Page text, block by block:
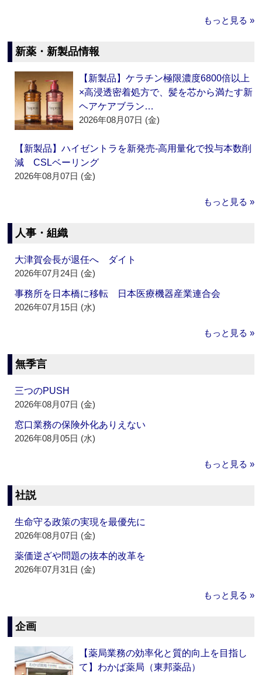
もっと見る »
新薬・新製品情報
【新製品】ケラチン極限濃度6800倍以上
×高浸透密着処方で、髪を芯から満たす新
ヘアケアブラン…
2026年08月07日 (金)
【新製品】ハイゼントラを新発売‐高用量化で投与本数削
減 CSLベーリング
2026年08月07日 (金)
もっと見る »
人事・組織
大津賀会長が退任へ ダイト
2026年07月24日 (金)
事務所を日本橋に移転 日本医療機器産業連合会
2026年07月15日 (水)
もっと見る »
無季言
三つのPUSH
2026年08月07日 (金)
窓口業務の保険外化ありえない
2026年08月05日 (水)
もっと見る »
社説
生命守る政策の実現を最優先に
2026年08月07日 (金)
薬価逆ざや問題の抜本的改革を
2026年07月31日 (金)
もっと見る »
企画
【薬局業務の効率化と質的向上を目指し
て】わかば薬局（東邦薬品）